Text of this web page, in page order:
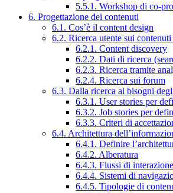
5.5.1. Workshop di co-
6. Progettazione dei contenuti
6.1. Cos’è il content design
6.2. Ricerca utente sui
6.2.1. Content discovery
6.2.2. Dati di ricerca
6.2.3. Ricerca tramite
6.2.4. Ricerca sui forum
6.3. Dalla ricerca ai bisogni
6.3.1. User stories per
6.3.2. Job stories per
6.3.3. Criteri di
6.4. Architettura
6.4.1. Definire
6.4.2. Alberatura
6.4.3. Flussi di interazione
6.4.4. Sistemi di
6.4.5. Tipologie di